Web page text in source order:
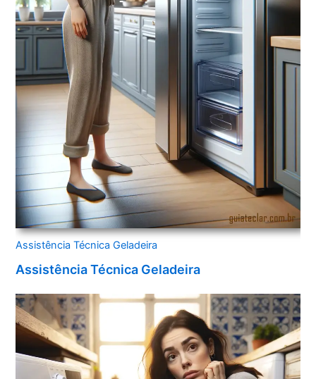
Assistência Técnica Geladeira
Assistência Técnica Geladeira